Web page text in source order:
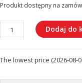
Produkt dostępny na
ilość
CONTOUR
Bateria
bidetowa
Dodaj do
The lowest price (2026-08-